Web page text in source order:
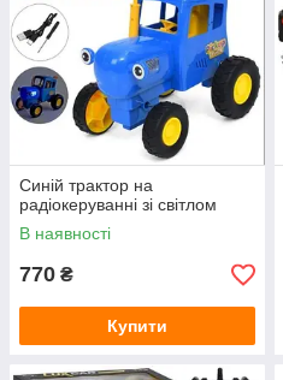
Синій трактор на
радіокеруванні зі світлом
В наявності
770 ₴
Купити